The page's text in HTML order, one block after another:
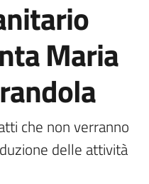
Maria
che non verranno
delle attività